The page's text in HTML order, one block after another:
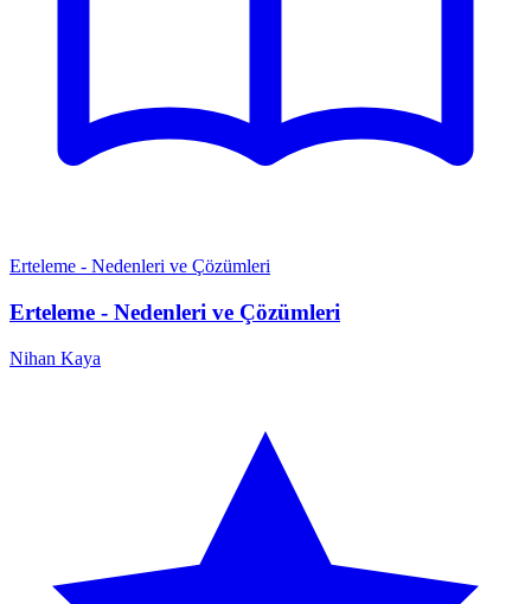
Erteleme - Nedenleri ve Çözümleri
Erteleme - Nedenleri ve Çözümleri
Nihan Kaya